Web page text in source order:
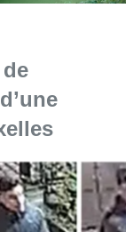
lance un avis